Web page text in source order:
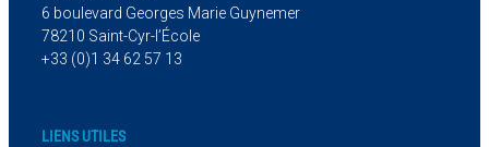
6 boulevard Georges Marie Guynemer
78210 Saint-Cyr-l’École
+33 (0)1 34 62 57 13
LIENS UTILES